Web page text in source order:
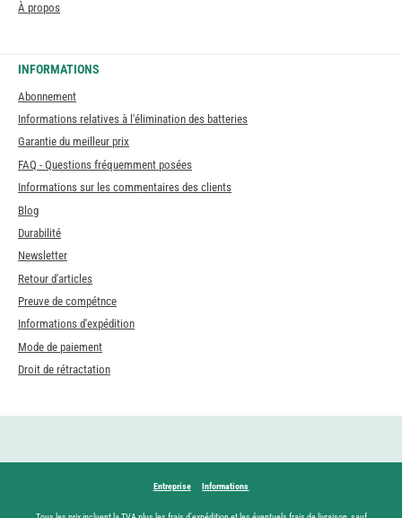
À propos
INFORMATIONS
Abonnement
Informations relatives à l'élimination des batteries
Garantie du meilleur prix
FAQ - Questions fréquemment posées
Informations sur les commentaires des clients
Blog
Durabilité
Newsletter
Retour d'articles
Preuve de compétnce
Informations d'expédition
Mode de paiement
Droit de rétractation
Entreprise Informations